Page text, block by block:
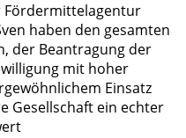
Fördermittelagentur
haben den gesamten
der Beantragung der
mit hoher
Einsatz
Gesellschaft ein echter